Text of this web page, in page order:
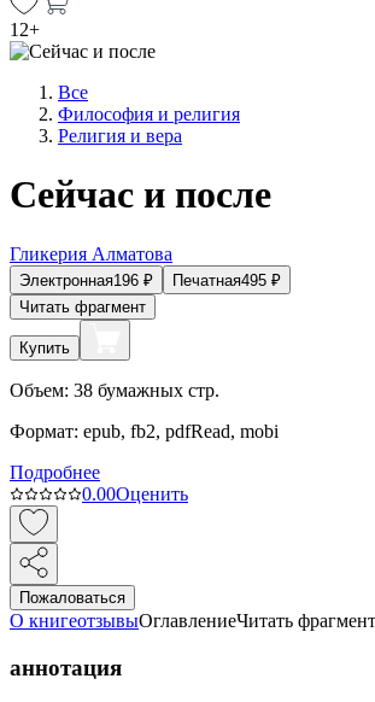
12+
Все
Философия и религия
Религия и вера
Сейчас и после
Гликерия Алматова
Электронная196 ₽ Печатная495 ₽
Читать фрагмент
Купить
Объем: 38 бумажных стр.
Формат: epub, fb2, pdfRead, mobi
Подробнее
0.00Оценить
Пожаловаться
О книгеотзывыОглавлениеЧитать фрагмент
аннотация